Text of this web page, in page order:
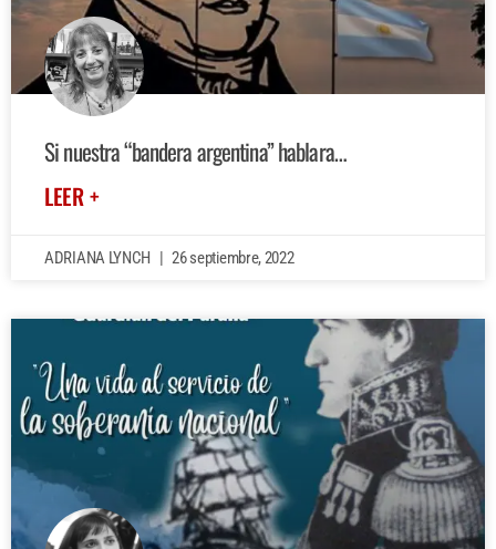
Si nuestra “bandera argentina” hablara…
LEER +
ADRIANA LYNCH 26 septiembre, 2022